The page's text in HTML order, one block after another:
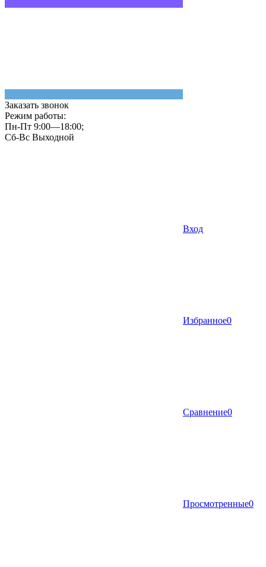
Заказать звонок
Режим работы:
Пн-Пт 9:00—18:00;
Сб-Вс Выходной
Вход
Избранное0
Сравнение0
Просмотренные0